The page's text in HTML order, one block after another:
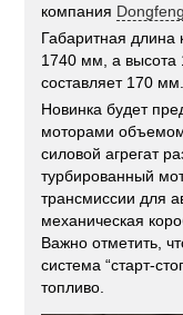
компания Dongfeng
Габаритная
1740 мм, а высота
составляет 170 мм.
Новинка будет
моторами
силовой агрегат
турбированный
трансмиссии для
механическая
Важно отметить,
система “старт-
топливо.